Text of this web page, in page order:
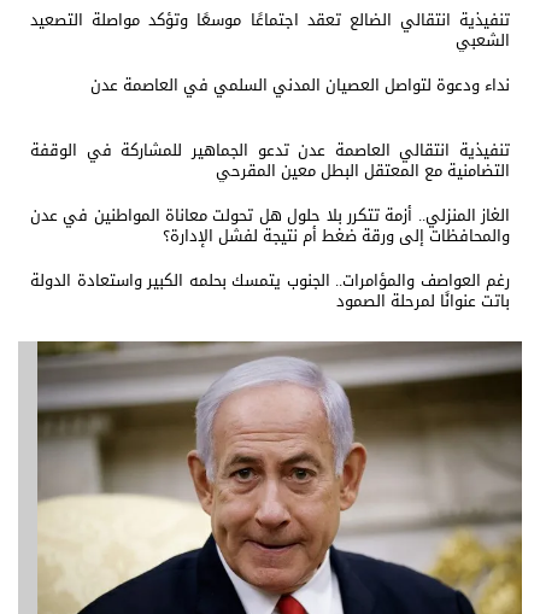
تنفيذية انتقالي الضالع تعقد اجتماعًا موسعًا وتؤكد مواصلة التصعيد
الشعبي
نداء ودعوة لتواصل العصيان المدني السلمي في العاصمة عدن
تنفيذية انتقالي العاصمة عدن تدعو الجماهير للمشاركة في الوقفة
التضامنية مع المعتقل البطل معين المقرحي
الغاز المنزلي.. أزمة تتكرر بلا حلول هل تحولت معاناة المواطنين في عدن
والمحافظات إلى ورقة ضغط أم نتيجة لفشل الإدارة؟
رغم العواصف والمؤامرات.. الجنوب يتمسك بحلمه الكبير واستعادة الدولة
باتت عنوانًا لمرحلة الصمود